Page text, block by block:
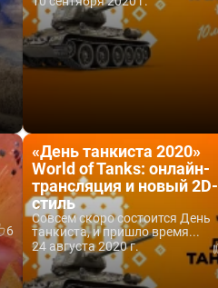
6
«День танкиста 2020»
World of Tanks: онлайн-
трансляция и новый 2D-
стиль
Совсем скоро состоится День
танкиста, и пришло время...
24 августа 2020 г.